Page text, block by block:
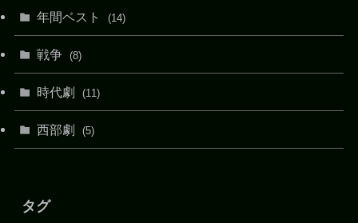
年間ベスト (14)
戦争 (8)
時代劇 (11)
西部劇 (5)
タグ